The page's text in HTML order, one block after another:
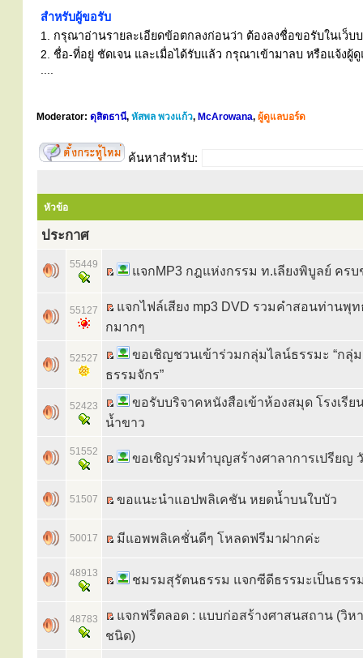
สำหรับผู้ขอรับ
1. กรุณาอ่านรายละเอียดข้อตกลงก่อนว่า ต้องลงชื่อขอรับในเว็บ
2. ชื่อ-ที่อยู่ ชัดเจน และเมื่อได้รับแล้ว กรุณาเข้ามาลบ หรือแจ้ง
Moderator: ดุสิตธานี, หัสพล พวงแก้ว, McArowana, ผู้ดูแลบอร์ด
ค้นหาสำหรับ:
หัวข้อ
ประกาศ
55449 แจกMP3 กฎแห่งกรรม ท.เลียงพิบูลย์ ครบ
55127
แจกไฟล์เสียง mp3 DVD รวมคำสอนท่านพุ
กมากๆ
52527
ขอเชิญชวนเข้าร่วมกลุ่มไลน์ธรรมะ “กลุ่
ธรรมจักร”
52423
ขอรับบริจาคหนังสือเข้าห้องสมุด โรงเรีย
น้ำขาว
51552 ขอเชิญร่วมทำบุญสร้างศาลาการเปรียญ
51507 ขอแนะนำแอปพลิเคชัน หยดน้ำบนใบบัว
50017 มีแอพพลิเคชั่นดีๆ โหลดฟรีมาฝากค่ะ
48913 ชมรมสุรัตนธรรม แจกซีดีธรรมะเป็นธรร
48783
แจกฟรีตลอด : แบบก่อสร้างศาสนสถาน (วิห
ชนิด)